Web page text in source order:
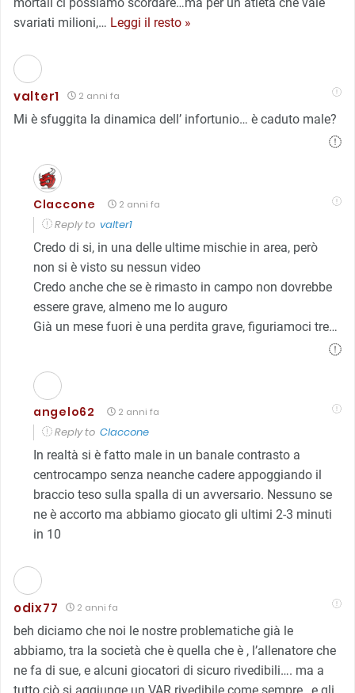
svariati milioni,… Leggi il resto »
valter1 2 anni fa
Mi è sfuggita la dinamica dell’ infortunio… è caduto male?
Claccone 2 anni fa
Reply to valter1
Credo di si, in una delle ultime mischie in area, però
non si è visto su nessun video
Credo anche che se è rimasto in campo non dovrebbe
essere grave, almeno me lo auguro
Già un mese fuori è una perdita grave, figuriamoci tre…
angelo62 2 anni fa
Reply to Claccone
In realtà si è fatto male in un banale contrasto a
centrocampo senza neanche cadere appoggiando il
braccio teso sulla spalla di un avversario. Nessuno se
ne è accorto ma abbiamo giocato gli ultimi 2-3 minuti
in 10
odix77 2 anni fa
beh diciamo che noi le nostre problematiche già le
abbiamo, tra la società che è quella che è , l’allenatore che
ne fa di sue, e alcuni giocatori di sicuro rivedibili…. ma a